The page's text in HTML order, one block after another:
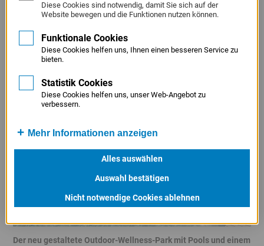
14 Pferden und einen 16.000 Quadratmeter großen
einem künstlich angelegten Bergsee.
Banner
überspringen
Der neu gestaltete Outdoor-Wellness-Park mit Pools und einem
Diese Cookies sind notwendig, damit Sie sich auf der
Website bewegen und die Funktionen nutzen können.
Funktionale Cookies
Diese Cookies helfen uns, Ihnen einen besseren Service zu
bieten.
Statistik Cookies
Diese Cookies helfen uns, unser Web-Angebot zu
verbessern.
Mehr Informationen anzeigen
Alles auswählen
Auswahl bestätigen
Nicht notwendige Cookies ablehnen